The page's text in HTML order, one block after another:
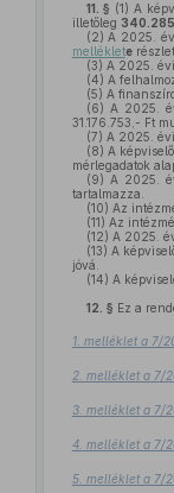
11. § (1) A
illetőleg
(2) A 2025.
melléklete
(3) A 2025.
(4) A
(5) A
(6) A 2025.
31.176.753,- Ft
(7) A 2025.
(8) A
mérlegadatok
(9) A 2025.
tartalmazza.
(10) Az
(11) Az
(12) A 2025.
(13) A
jóvá.
(14) A
12. § Ez a
1. melléklet a 7/
2. melléklet a 7/
3. melléklet a 7/
4. melléklet a 7/
5. melléklet a 7/